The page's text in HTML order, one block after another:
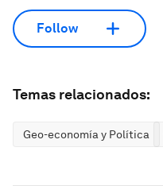
Follow
Temas relacionados:
Geo-economía y Política